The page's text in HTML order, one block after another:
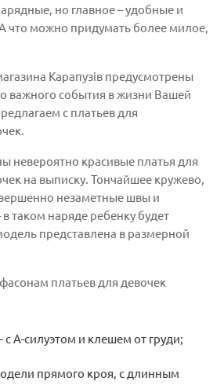
но главное – удобные и
что можно придумать более милое,
Карапузів предусмотрены
важного события в жизни Вашей
с платьев для
невероятно красивые платья для
на выписку. Тончайшее кружево,
незаметные швы и
таком наряде ребенку будет
представлена в размерной
платьев для девочек
А-силуэтом и клешем от груди;
прямого кроя, с длинным